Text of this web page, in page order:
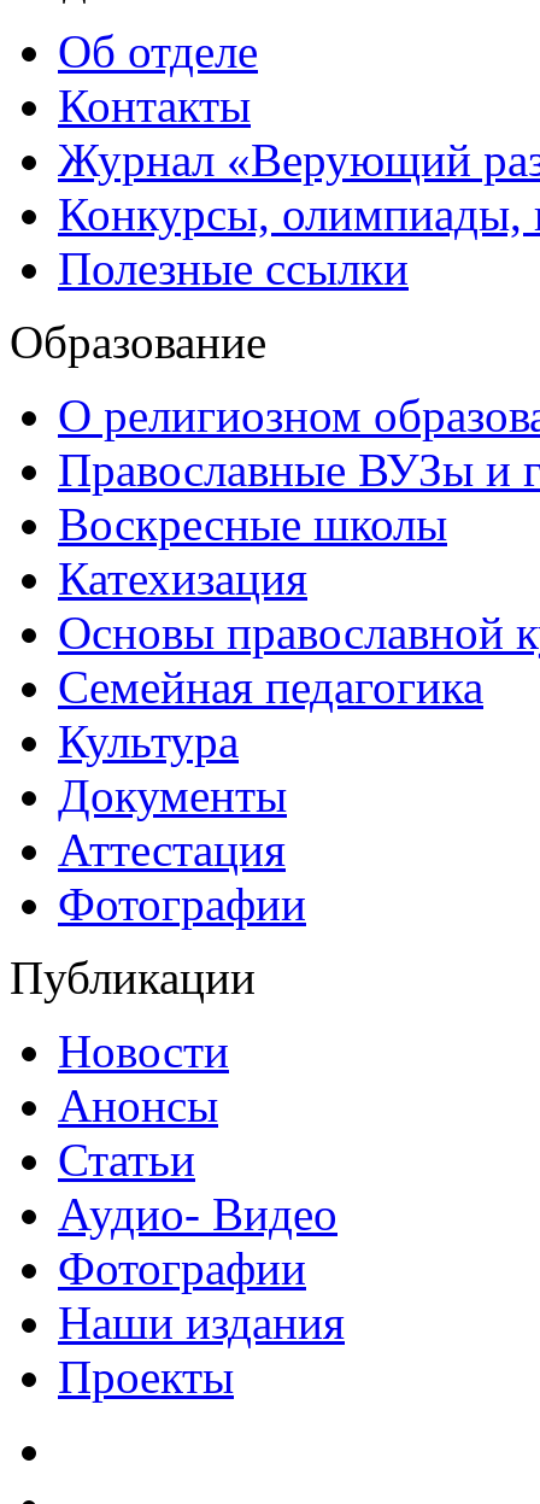
Об отделе
Контакты
Журнал «Верующий
Конкурсы, олимпиады,
Полезные ссылки
Образование
О религиозном
Православные ВУЗы и
Воскресные школы
Катехизация
Основы православной
Семейная педагогика
Культура
Документы
Аттестация
Фотографии
Публикации
Новости
Анонсы
Статьи
Аудио- Видео
Фотографии
Наши издания
Проекты